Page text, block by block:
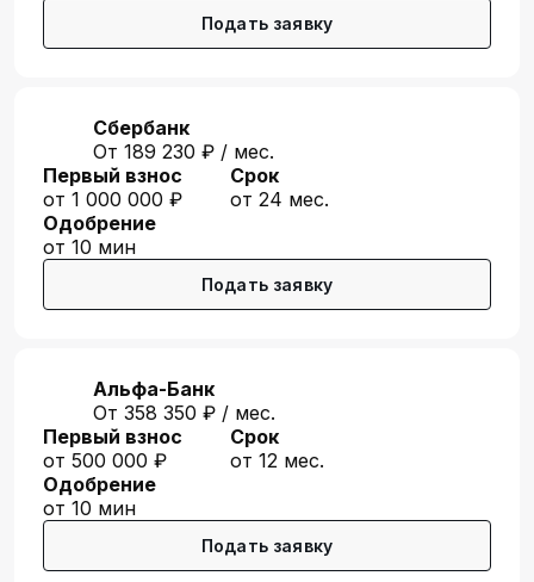
Подать заявку
Сбербанк
От 189 230 ₽ / мес.
Первый взнос
от 1 000 000 ₽
Срок
от 24 мес.
Одобрение
от 10 мин
Подать заявку
Альфа-Банк
От 358 350 ₽ / мес.
Первый взнос
от 500 000 ₽
Срок
от 12 мес.
Одобрение
от 10 мин
Подать заявку